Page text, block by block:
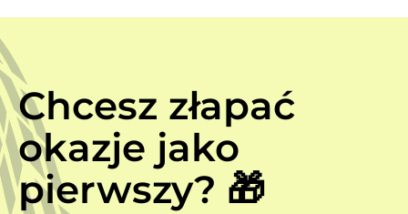
Chcesz złapać
okazje jako
pierwszy? 🎁